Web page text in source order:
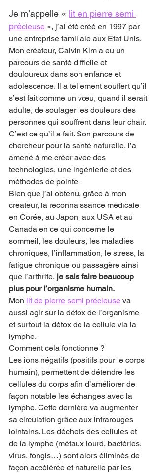
Je m’appelle « lit en pierre semi
précieuse », j’ai été créé en 1997 par
une entreprise familiale aux Etat Unis.
Mon créateur, Calvin Kim a eu un
parcours de santé difficile et
douloureux dans son enfance et
adolescence. Il a tellement souffert qu’il
s’est fait comme un vœu, quand il serait
adulte, de soulager les douleurs des
personnes qui souffrent dans leur chair.
C’est ce qu’il a fait. Son parcours de
chercheur pour la santé naturelle, l’a
amené à me créer avec des
technologies, une ingénierie et des
méthodes de pointe.
Bien que j’ai obtenu, grâce à mon
créateur, la reconnaissance médicale
en Corée, au Japon, aux USA et au
Canada en ce qui concerne le
sommeil, les douleurs, les maladies
chroniques, l’inflammation, le stress, la
fatigue chronique ou passagère ainsi
que l’arthrite, je sais faire beaucoup
plus pour l’organisme humain.
Mon lit de pierre semi précieuse va
aussi agir sur la détox de l’organisme
et surtout la détox de la cellule via la
lymphe.
Comment cela fonctionne ?
Les ions négatifs (positifs pour le corps
humain), permettent de détendre les
cellules du corps afin d’améliorer de
façon notable les échanges avec la
lymphe. Cette dernière va augmenter
sa circulation grâce aux infrarouges
lointains. Les déchets des cellules et
de la lymphe (métaux lourd, bactéries,
virus, fongis…) sont alors éliminés de
façon accélérée et naturelle par les